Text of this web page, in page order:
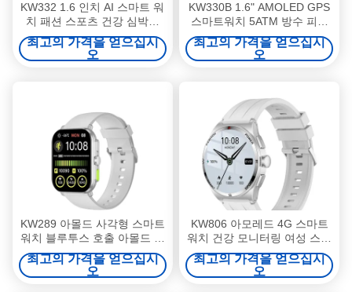
KW332 1.6 인치 AI 스마트 워
치 패션 스포츠 건강 심박수
스마트 워치
최고의 가격을 얻으십시
오
KW330B 1.6" AMOLED GPS
스마트워치 5ATM 방수 피트
니스 스마트워치
최고의 가격을 얻으십시
오
KW289 아몰드 사각형 스마트
워치 블루투스 호출 아몰드 화
면 스마트 워치 2.01 인치
최고의 가격을 얻으십시
오
KW806 아모레드 4G 스마트
워치 건강 모니터링 여성 스마
트 워치 배터리 수명
최고의 가격을 얻으십시
오